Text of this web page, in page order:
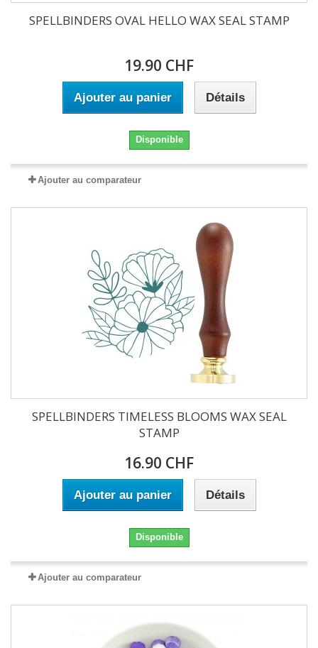
SPELLBINDERS OVAL HELLO WAX SEAL STAMP
19.90 CHF
Ajouter au panier Détails
Disponible
Ajouter au comparateur
SPELLBINDERS TIMELESS BLOOMS WAX SEAL
STAMP
16.90 CHF
Ajouter au panier Détails
Disponible
Ajouter au comparateur